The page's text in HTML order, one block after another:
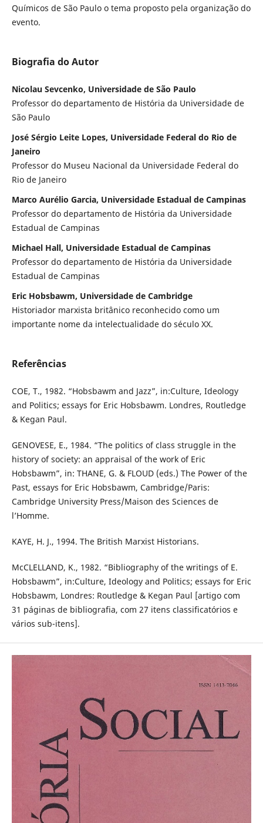
Químicos de São Paulo o tema proposto pela organização do
evento.
Biografia do Autor
Nicolau Sevcenko, Universidade de São Paulo
Professor do departamento de História da Universidade de
São Paulo
José Sérgio Leite Lopes, Universidade Federal do Rio de
Janeiro
Professor do Museu Nacional da Universidade Federal do
Rio de Janeiro
Marco Aurélio Garcia, Universidade Estadual de Campinas
Professor do departamento de História da Universidade
Estadual de Campinas
Michael Hall, Universidade Estadual de Campinas
Professor do departamento de História da Universidade
Estadual de Campinas
Eric Hobsbawm, Universidade de Cambridge
Historiador marxista britânico reconhecido como um
importante nome da intelectualidade do século XX.
Referências
COE, T., 1982. “Hobsbawm and Jazz”, in:Culture, Ideology
and Politics; essays for Eric Hobsbawm. Londres, Routledge
& Kegan Paul.
GENOVESE, E., 1984. “The politics of class struggle in the
history of society: an appraisal of the work of Eric
Hobsbawm”, in: THANE, G. & FLOUD (eds.) The Power of the
Past, essays for Eric Hobsbawm, Cambridge/Paris:
Cambridge University Press/Maison des Sciences de
l’Homme.
KAYE, H. J., 1994. The British Marxist Historians.
McCLELLAND, K., 1982. “Bibliography of the writings of E.
Hobsbawm”, in:Culture, Ideology and Politics; essays for Eric
Hobsbawm, Londres: Routledge & Kegan Paul [artigo com
31 páginas de bibliografia, com 27 itens classificatórios e
vários sub-itens].